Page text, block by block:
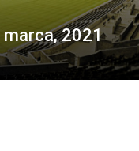
2021